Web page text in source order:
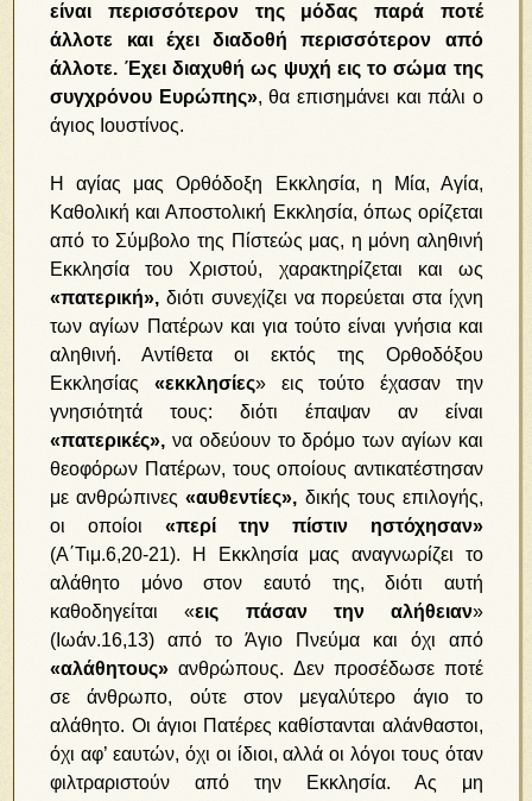
είναι περισσότερον της μόδας παρά ποτέ
άλλοτε και έχει διαδοθή περισσότερον από
άλλοτε. Έχει διαχυθή ως ψυχή εις το σώμα της
συγχρόνου Ευρώπης», θα επισημάνει και πάλι ο
άγιος Ιουστίνος.
Η αγίας μας Ορθόδοξη Εκκλησία, η Μία, Αγία,
Καθολική και Αποστολική Εκκλησία, όπως ορίζεται
από το Σύμβολο της Πίστεώς μας, η μόνη αληθινή
Εκκλησία του Χριστού, χαρακτηρίζεται και ως
«πατερική», διότι συνεχίζει να πορεύεται στα ίχνη
των αγίων Πατέρων και για τούτο είναι γνήσια και
αληθινή. Αντίθετα οι εκτός της Ορθοδόξου
Εκκλησίας «εκκλησίες» εις τούτο έχασαν την
γνησιότητά τους: διότι έπαψαν αν είναι
«πατερικές», να οδεύουν το δρόμο των αγίων και
θεοφόρων Πατέρων, τους οποίους αντικατέστησαν
με ανθρώπινες«αυθεντίες», δικής τους επιλογής,
οι οποίοι «περί την πίστιν ηστόχησαν»
(Α΄Τιμ.6,20-21). Η Εκκλησία μας αναγνωρίζει το
αλάθητο μόνο στον εαυτό της, διότι αυτή
καθοδηγείται «εις πάσαν την αλήθειαν»
(Ιωάν.16,13) από το Άγιο Πνεύμα και όχι από
«αλάθητους» ανθρώπους. Δεν προσέδωσε ποτέ
σε άνθρωπο, ούτε στον μεγαλύτερο άγιο το
αλάθητο. Οι άγιοι Πατέρες καθίστανται αλάνθαστοι,
όχι αφ’ εαυτών, όχι οι ίδιοι, αλλά οι λόγοι τους όταν
φιλτραριστούν από την Εκκλησία. Ας μη